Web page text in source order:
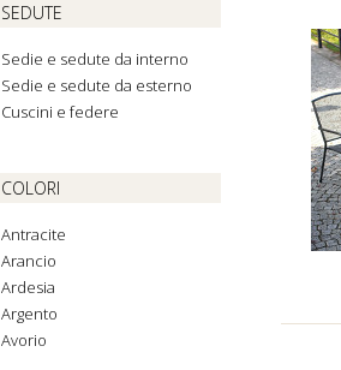
SEDUTE
Sedie e sedute da interno
Sedie e sedute da esterno
Cuscini e federe
COLORI
Antracite
Arancio
Ardesia
Argento
Avorio